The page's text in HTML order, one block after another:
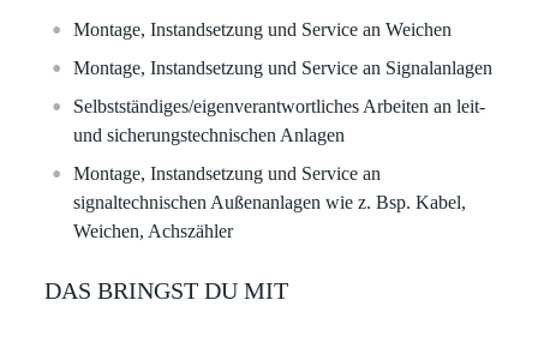
Montage, Instandsetzung und Service an Weichen
Montage, Instandsetzung und Service an Signalanlagen
Selbstständiges/eigenverantwortliches Arbeiten an leit-
und sicherungstechnischen Anlagen
Montage, Instandsetzung und Service an
signaltechnischen Außenanlagen wie z. Bsp. Kabel,
Weichen, Achszähler
DAS BRINGST DU MIT